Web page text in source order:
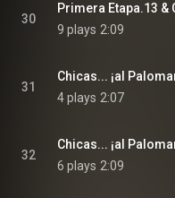
30
9 plays 2:09
31
Chicas... ¡al
4 plays 2:07
32
Chicas... ¡al
6 plays 2:09